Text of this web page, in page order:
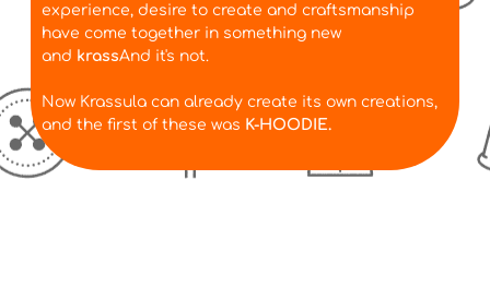
experience, desire to create and craftsmanship
have come together in something new
and krassAnd it's not.
Now Krassula can already create its own creations,
and the first of these was K-HOODIE.